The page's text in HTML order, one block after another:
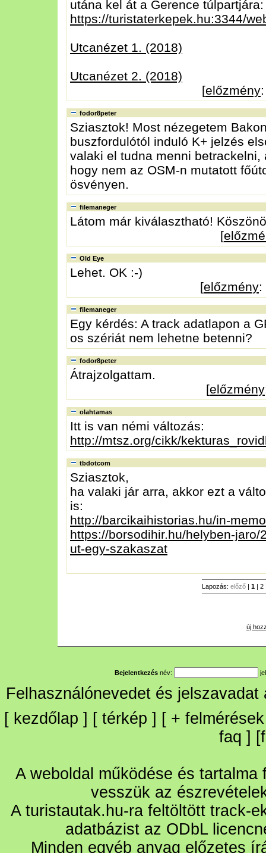
utána kel át a Gerence túlpartjára:
https://turistaterkepek.hu:3344/
Utcanézet 1. (2018)
Utcanézet 2. (2018)
[előzmény
fodor8peter
Sziasztok! Most nézegetem
buszfordulótól induló K+ jelzés
valaki el tudna menni
hogy nem az OSM-n mutatott
ösvényen.
filemaneger
Látom már kiválasztható!
[
Old Eye
Lehet. OK :-)
[előzmény:
filemaneger
Egy kérdés: A track adatlapon a
os szériát nem lehetne betenni?
fodor8peter
Átrajzolgattam.
[előzmény
olahtamas
Itt is van némi változás:
http://mtsz.org/cikk/
tbdotcom
Sziasztok,
ha valaki jár arra, akkor ezt a
is:
http://barcikaihistorias.hu/in-
https://borsodihir.hu/helyben-
ut-egy-szakaszat
Lapozás: előző | 1 | 2
új
Bejelentkezés név:
Felhasználónevedet és
[ kezdőlap ] [ térkép ] [ + felmérések
faq ] [
A weboldal működése és
vesszük az
A turistautak.hu-ra feltöltött track-
adatbázist az ODbL
Minden egyéb anyag előzetes